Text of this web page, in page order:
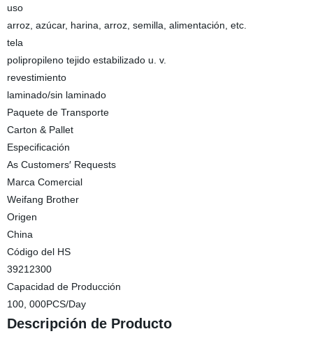
uso
arroz, azúcar, harina, arroz, semilla, alimentación, etc.
tela
polipropileno tejido estabilizado u. v.
revestimiento
laminado/sin laminado
Paquete de Transporte
Carton & Pallet
Especificación
As Customers′ Requests
Marca Comercial
Weifang Brother
Origen
China
Código del HS
39212300
Capacidad de Producción
100, 000PCS/Day
Descripción de Producto